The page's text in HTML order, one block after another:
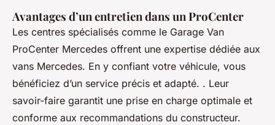
Avantages d’un entretien dans un ProCenter
Les centres spécialisés comme le Garage Van
ProCenter Mercedes offrent une expertise dédiée aux
vans Mercedes. En y confiant votre véhicule, vous
bénéficiez d’un service précis et adapté. . Leur
savoir-faire garantit une prise en charge optimale et
conforme aux recommandations du constructeur.